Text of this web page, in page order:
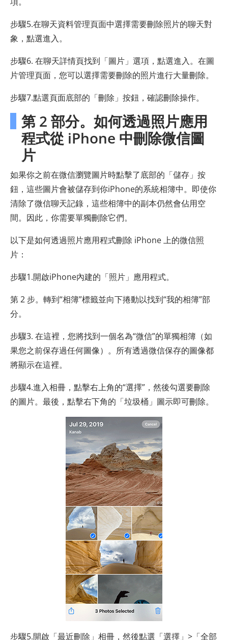
步驟5.在聊天資料管理頁面中選擇需要刪除照片的聊天對
象，點選進入。
步驟6. 在聊天詳情頁找到「圖片」選項，點選進入。在圖
片管理頁面，您可以選擇需要刪除的照片進行大量刪除。
步驟7.點選頁面底部的「刪除」按鈕，確認刪除操作。
第 2 部分。如何透過照片應用
程式從 iPhone 中刪除微信圖
片
如果你之前在微信瀏覽圖片時點擊了底部的「儲存」按
鈕，這些圖片會被儲存到你iPhone的系統相簿中。即使你
清除了微信聊天記錄，這些相簿中的副本仍然會佔用空
間。因此，你需要單獨刪除它們。
以下是如何透過照片應用程式刪除 iPhone 上的微信照
片：
步驟1.開啟iPhone內建的「照片」應用程式。
第 2 步。轉到“相簿”標籤並向下捲動以找到“我的相簿”部
分。
步驟3. 在這裡，您將找到一個名為“微信”的單獨相簿（如
果您之前保存過任何圖像）。所有透過微信保存的圖像都
將顯示在這裡。
步驟4.進入相冊，點擊右上角的“選擇”，然後勾選要刪除
的圖片。最後，點擊右下角的「垃圾桶」圖示即可刪除。
步驟5.開啟「最近刪除」相冊，然後點選「選擇」>「全部